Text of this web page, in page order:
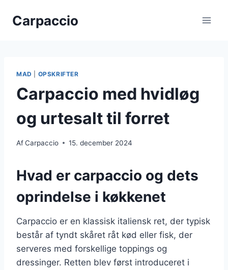
Carpaccio
MAD OPSKRIFTER
Carpaccio med hvidløg
og urtesalt til forret
AfCarpaccio 15. december 2024
Hvad er carpaccio og dets
oprindelse i køkkenet
Carpaccio er en klassisk italiensk ret, der typisk
består af tyndt skåret råt kød eller fisk, der
serveres med forskellige toppings og
dressinger. Retten blev først introduceret i